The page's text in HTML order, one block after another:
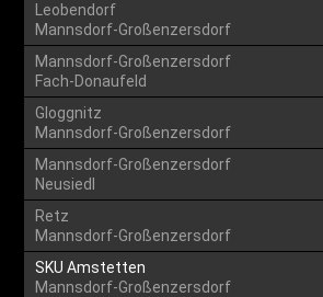
Leobendorf
Mannsdorf-Großenzersdorf
Mannsdorf-Großenzersdorf
Fach-Donaufeld
Gloggnitz
Mannsdorf-Großenzersdorf
Mannsdorf-Großenzersdorf
Neusiedl
Retz
Mannsdorf-Großenzersdorf
SKU Amstetten
Mannsdorf-Großenzersdorf